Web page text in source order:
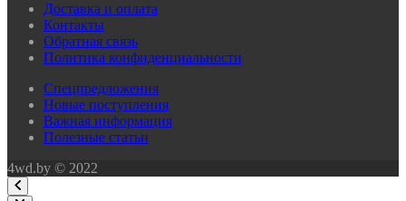
Доставка и оплата
Контакты
Обратная связь
Политика конфиденциальности
Спецпредложения
Новые поступления
Важная информация
Полезные статьи
4wd.by © 2022